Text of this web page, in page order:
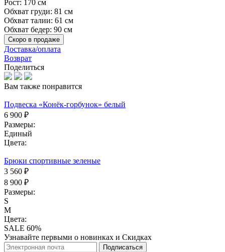
Рост: 170 см
Обхват груди: 81 см
Обхват талии: 61 см
Обхват бедер: 90 см
Скоро в продаже
Доставка/оплата
Возврат
Поделиться
Вам также понравится
Подвеска «Конёк-горбунок» белый
6 900 ₽
Размеры:
Единый
Цвета:
Брюки спортивные зеленые
3 560 ₽
8 900 ₽
Размеры:
S
M
Цвета:
SALE 60%
Узнавайте первыми о новинках и Скидках
Подписаться